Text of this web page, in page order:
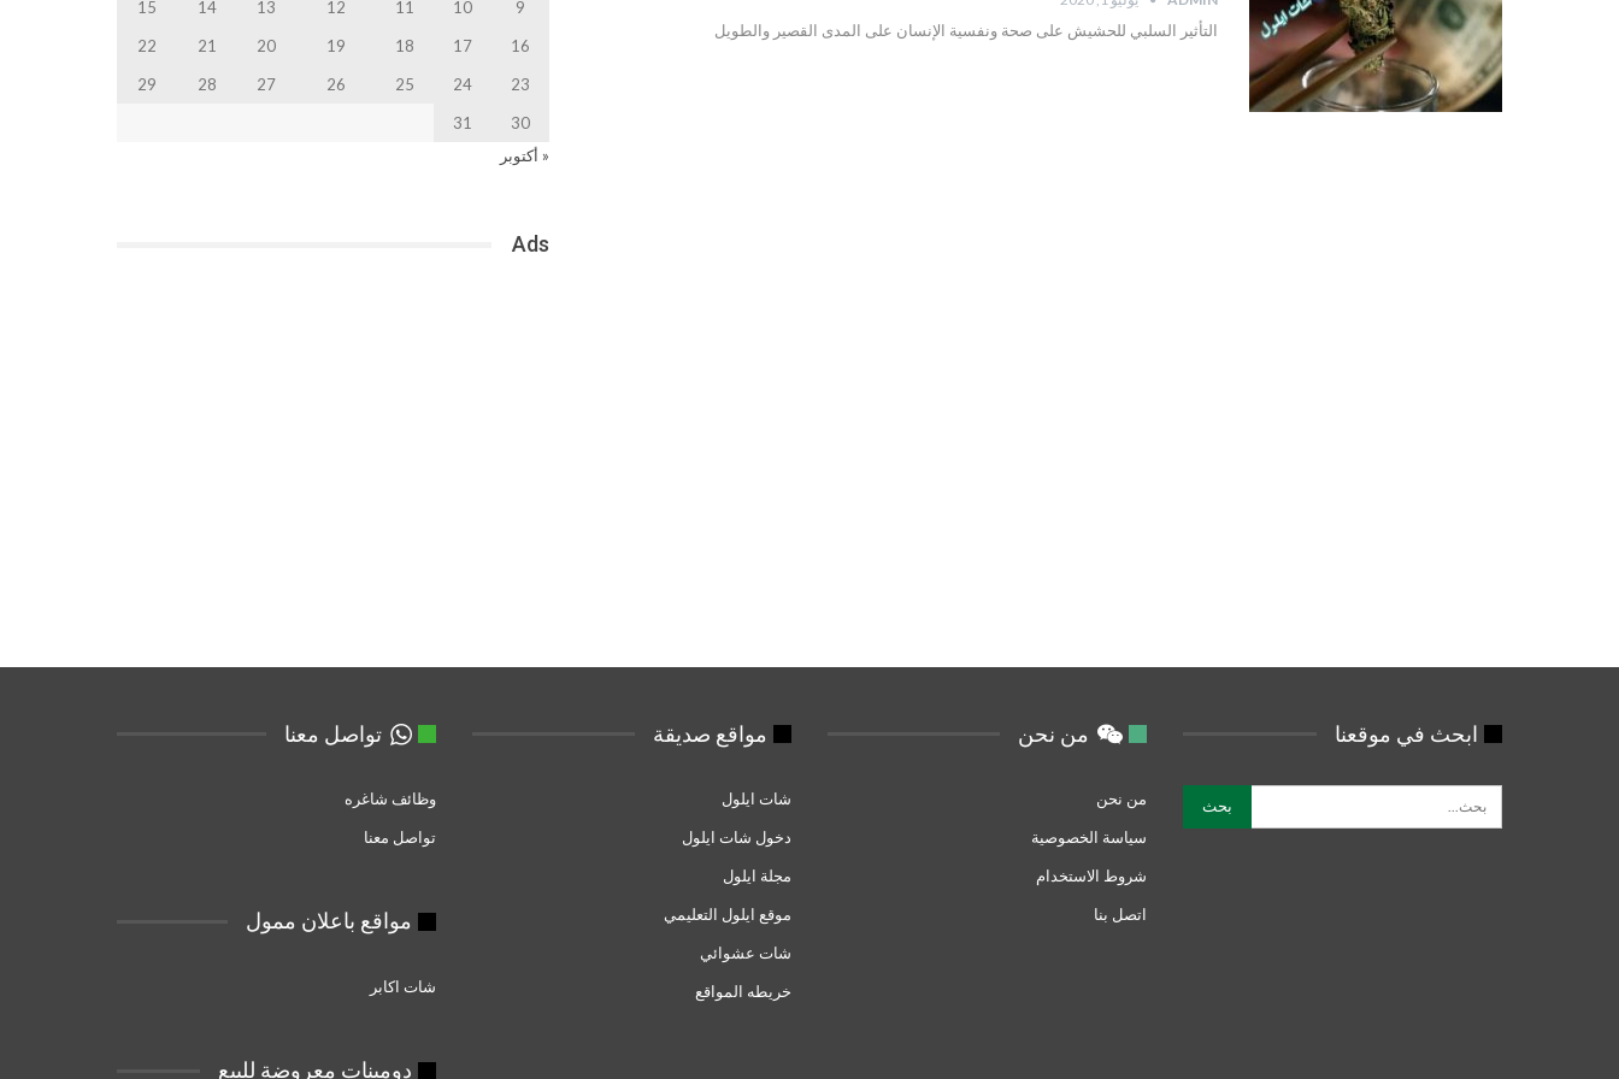
التأثير السلبي للحشيش على صحة ونفسية الإنسان على المدى القصير والطويل
9
10
11
12
13
14
15
16
17
18
19
20
21
22
23
24
25
26
27
28
29
30
31
« أكتوبر
Ads
ابحث في موقعنا من نحن
من نحن
سياسة الخصوصية
شروط الاستخدام
اتصل بنا
مواقع صديقة
شات ايلول
دخول شات ايلول
مجلة ايلول
موقع ايلول التعليمي
شات عشوائي
خريطه المواقع
تواصل معنا
وظائف شاغره
تواصل معنا
مواقع باعلان ممول
شات اكابر
دومبنات معروضة للبيع